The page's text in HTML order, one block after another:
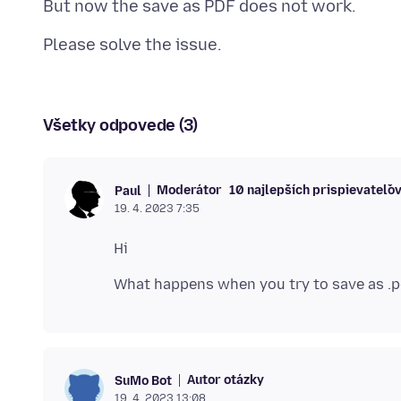
Všetky odpovede (3)
Paul Moderátor 10 najlepších prispievateľov
19. 4. 2023 7:35
SuMo Bot Autor otázky
19. 4. 2023 13:08